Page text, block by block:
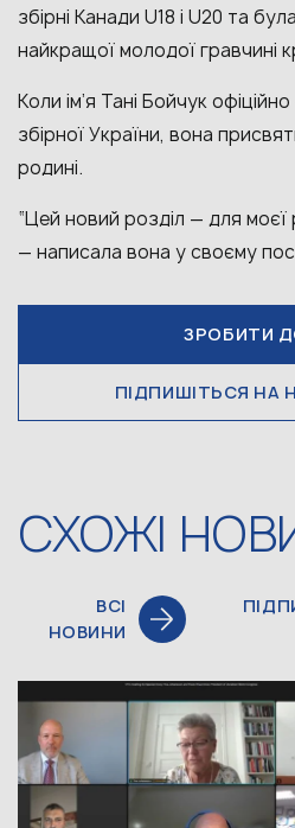
збірні Канади U18 і U20 та
найкращої молодої гравчині
Коли ім’я Тані Бойчук
збірної України, вона
родині.
“Цей новий розділ — для моєї
— написала вона у своєму
ЗРОБИТИ
ПІДПИШІТЬСЯ НА
СХОЖІ
ВСІ
НОВИНИ